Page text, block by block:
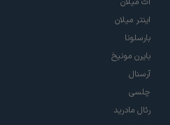
اینتر میلان
بارسلونا
بایرن مونیخ
آرسنال
چلسی
رئال مادرید